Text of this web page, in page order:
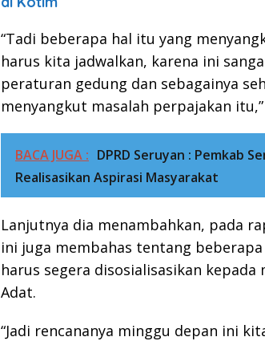
“Tadi beberapa hal itu yang
harus kita jadwalkan, karena ini
peraturan gedung dan sebagainya
menyangkut masalah perpajakan
BACA JUGA : DPRD Seruyan : Pemkab
Realisasikan Aspirasi Masyarakat
Lanjutnya dia menambahkan, pada
ini juga membahas tentang beberapa
harus segera disosialisasikan
Adat.
“Jadi rencananya minggu depan ini